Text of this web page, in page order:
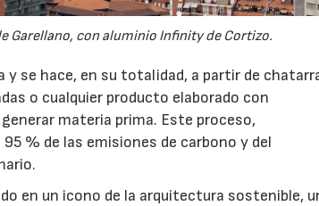
Garellano, con aluminio Infinity de Cortizo.
se hace, en su totalidad, a partir de
o cualquier producto elaborado con
materia prima. Este proceso,
% de las emisiones de carbono y del
en un icono de la arquitectura sostenible,